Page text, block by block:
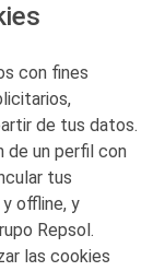
con fines
de tus datos.
de un perfil con
tus
offline, y
Repsol.
las cookies